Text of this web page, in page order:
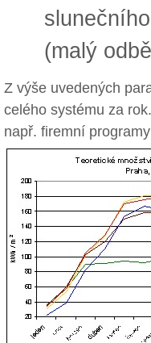
(malý
Z výše uvedených
celého systému za
např. firemní